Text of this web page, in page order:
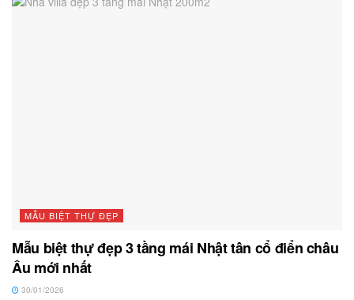
MẪU BIỆT THỰ ĐẸP
Mẫu biệt thự đẹp 3 tầng mái Nhật tân cổ điển châu
Âu mới nhất
30/01/2026